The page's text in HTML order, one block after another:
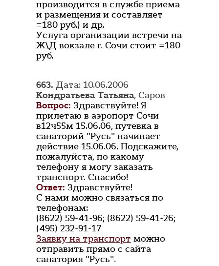
производится в службе приема
и размещения и составляет
=180 руб.) и др.
Услуга организации встречи на
Ж\Д вокзале г. Сочи стоит =180
руб.
663. Дата: 10.06.2006
Кондратьева Татьяна, Саров
Вопрос: Здравствуйте! Я
прилетаю в аэропорт Сочи
в12ч55м 15.06.06, путевка в
санаторий "Русь" начинает
действие 15.06.06. Подскажите,
пожалуйста, по какому
телефону я могу заказать
транспорт. Спасибо!
Ответ: Здравствуйте!
С нами можно связаться по
телефонам:
(8622) 59-41-96; (8622) 59-41-26;
(495) 232-91-17
Заявку на транспорт можно
отправить прямо с сайта
санатория "Русь".